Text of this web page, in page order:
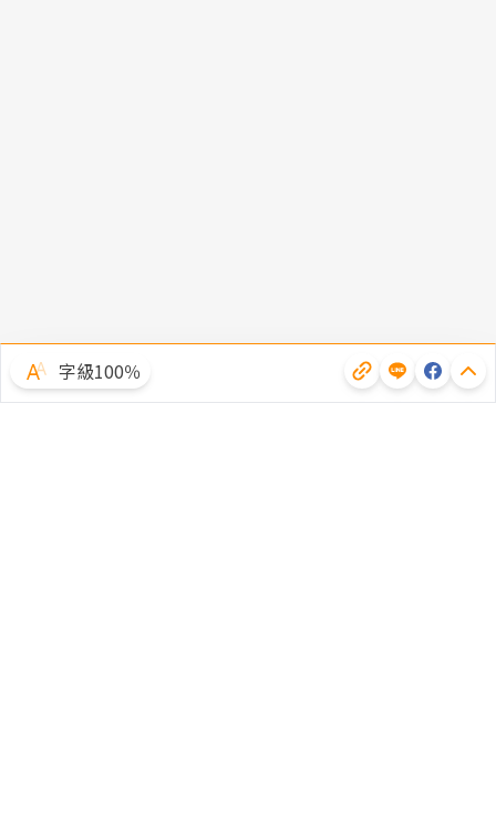
字級100％